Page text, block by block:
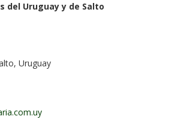
del Uruguay y de Salto
Uruguay